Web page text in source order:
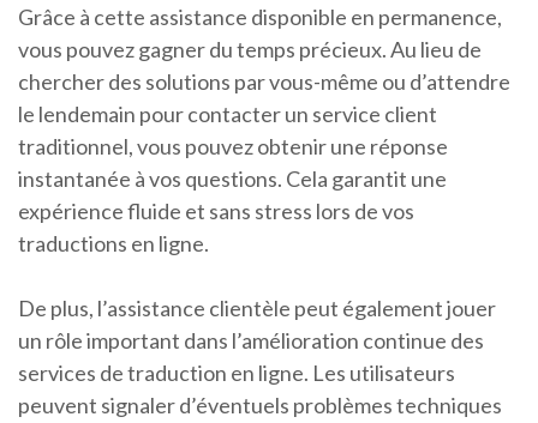
Grâce à cette assistance disponible en permanence,
vous pouvez gagner du temps précieux. Au lieu de
chercher des solutions par vous-même ou d’attendre
le lendemain pour contacter un service client
traditionnel, vous pouvez obtenir une réponse
instantanée à vos questions. Cela garantit une
expérience fluide et sans stress lors de vos
traductions en ligne.
De plus, l’assistance clientèle peut également jouer
un rôle important dans l’amélioration continue des
services de traduction en ligne. Les utilisateurs
peuvent signaler d’éventuels problèmes techniques